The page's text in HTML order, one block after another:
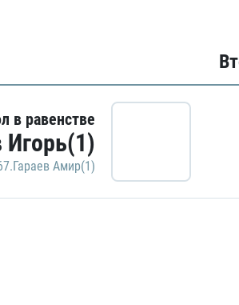
в равенстве
Игорь(1)
Амир(1)